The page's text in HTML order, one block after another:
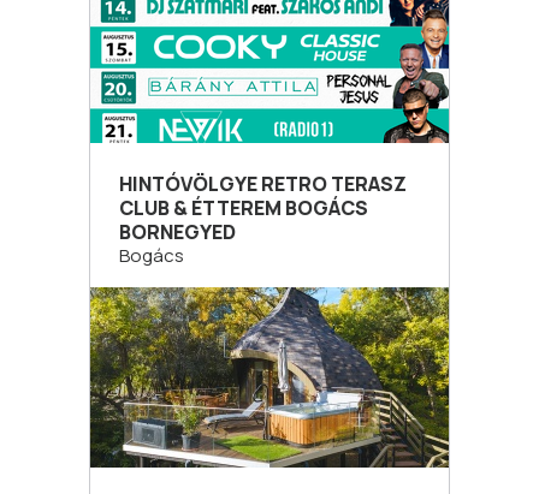
HINTÓVÖLGYE RETRO TERASZ
CLUB & ÉTTEREM BOGÁCS
BORNEGYED
Bogács